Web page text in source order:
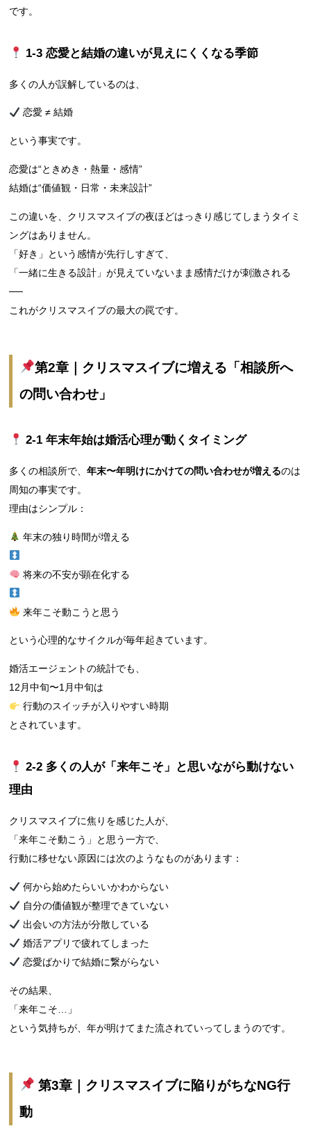
です。
1‑3 恋愛と結婚の違いが見えにくくなる季節
多くの人が誤解しているのは、
恋愛 ≠ 結婚
という事実です。
恋愛は“ときめき・熱量・感情”
結婚は“価値観・日常・未来設計”
この違いを、クリスマスイブの夜ほどはっきり感じてしまうタイミ
ングはありません。
「好き」という感情が先行しすぎて、
「一緒に生きる設計」が見えていないまま感情だけが刺激される
──
これがクリスマスイブの最大の罠です。
第2章｜クリスマスイブに増える「相談所へ
の問い合わせ」
2‑1 年末年始は婚活心理が動くタイミング
多くの相談所で、年末〜年明けにかけての問い合わせが増えるのは
周知の事実です。
理由はシンプル：
年末の独り時間が増える
将来の不安が顕在化する
来年こそ動こうと思う
という心理的なサイクルが毎年起きています。
婚活エージェントの統計でも、
12月中旬〜1月中旬は
行動のスイッチが入りやすい時期
とされています。
2‑2 多くの人が「来年こそ」と思いながら動けない
理由
クリスマスイブに焦りを感じた人が、
「来年こそ動こう」と思う一方で、
行動に移せない原因には次のようなものがあります：
何から始めたらいいかわからない
自分の価値観が整理できていない
出会いの方法が分散している
婚活アプリで疲れてしまった
恋愛ばかりで結婚に繋がらない
その結果、
「来年こそ…」
という気持ちが、年が明けてまた流されていってしまうのです。
第3章｜クリスマスイブに陥りがちなNG行
動